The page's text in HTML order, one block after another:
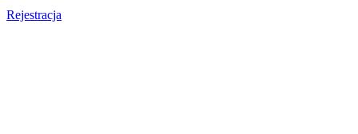
Rejestracja